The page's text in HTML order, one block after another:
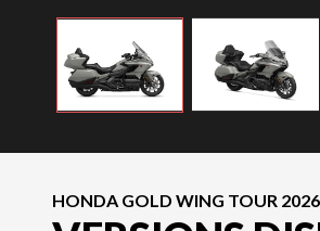
HONDA GOLD WING TOUR 2026